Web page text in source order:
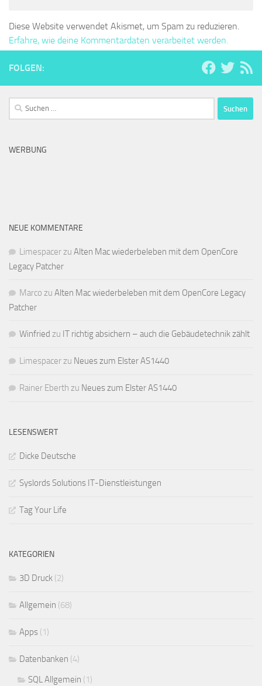
Diese Website verwendet Akismet, um Spam zu reduzieren.
Erfahre, wie deine Kommentardaten verarbeitet werden.
FOLGEN:
Suchen
nach:
WERBUNG
NEUE KOMMENTARE
Limespacerzu Alten Mac wiederbeleben mit dem OpenCore
Legacy Patcher
Marco zu Alten Mac wiederbeleben mit dem OpenCore Legacy
Patcher
Winfried zu IT richtig absichern – auch die Gebäudetechnik zählt
Limespacerzu Neues zum Elster AS1440
Rainer Eberth zu Neues zum Elster AS1440
LESENSWERT
Dicke Deutsche
Syslords Solutions IT-Dienstleistungen
Tag Your Life
KATEGORIEN
3D Druck (2)
Allgemein (68)
Apps (1)
Datenbanken (4)
SQL Allgemein (1)